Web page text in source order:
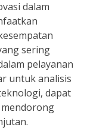
dalam
sering
pelayanan
untuk analisis
dapat